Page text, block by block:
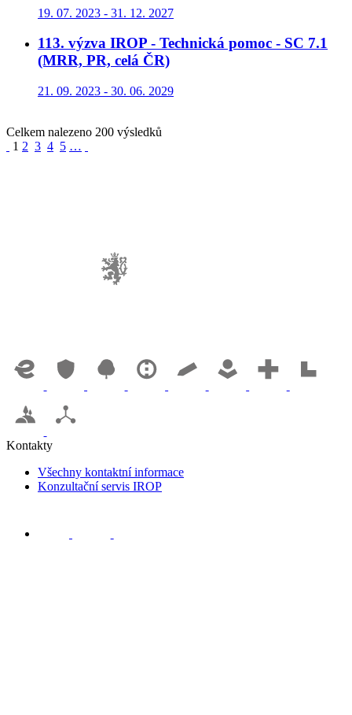
19. 07. 2023 - 31. 12. 2027
113. výzva IROP - Technická pomoc - SC 7.1
(MRR, PR, celá ČR)
21. 09. 2023 - 30. 06. 2029
Celkem nalezeno 200 výsledků
1 2 3 4 5 …
Kontakty
Všechny kontaktní informace
Konzultační servis IROP